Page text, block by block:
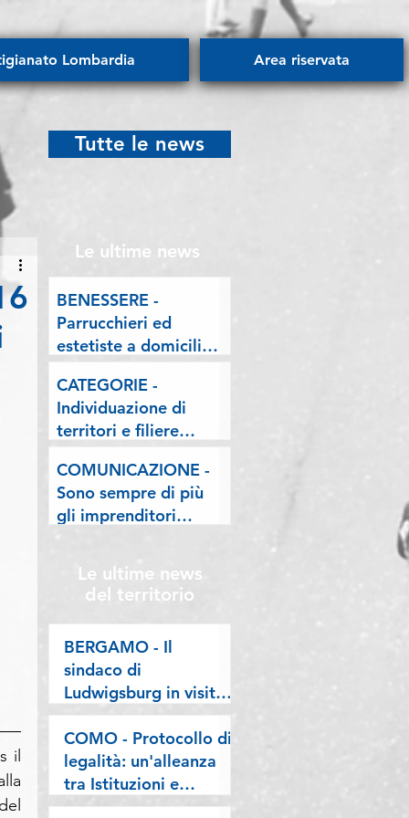
Lombardia Area riservata
il
Tutte le news
Le ultime news
BENESSERE -
Parrucchieri ed
estetiste a domicilio.
Esposto delle
Associazioni artigiane
lombarde: "Le regole
valgano per tutti"
CATEGORIE -
Individuazione di
territori e filiere
pilota nell'ambito del
"Programma V.E.R.A.
– Ecodesign etico e
valorizzazione delle
COMUNICAZIONE -
Sono sempre di più
gli imprenditori
Lombardia, la nostra
riflessione sulla
stampa
Le ultime news
del territorio
BERGAMO - Il
sindaco di
Ludwigsburg in visita
a Confartigianato
Bergamo: si rafforza
una collaborazione
lunga oltre vent’anni
COMO - Protocollo di
legalità: un'alleanza
tra Istituzioni e
imprese per difendere